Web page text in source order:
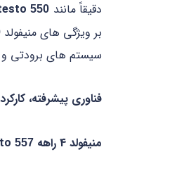
دقیقاً مانند 550
بر ویژگی های منیفولد testo
سیستم های برودتی
فناوری پیشرفته،
منیفولد 4 راهه testo 557